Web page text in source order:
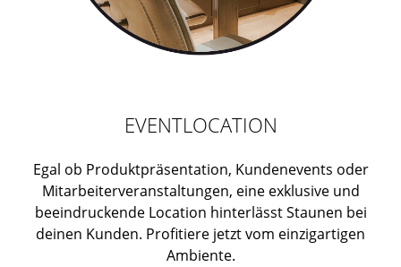
EVENTLOCATION
Egal ob Produktpräsentation, Kundenevents oder
Mitarbeiterveranstaltungen, eine exklusive und
beeindruckende Location hinterlässt Staunen bei
deinen Kunden. Profitiere jetzt vom einzigartigen
Ambiente.